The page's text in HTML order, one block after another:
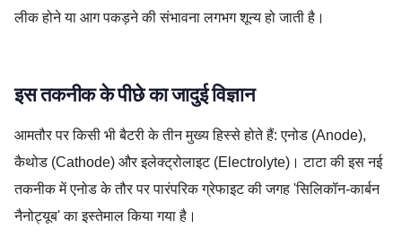
लीक होने या आग पकड़ने की संभावना लगभग शून्य हो जाती है।
इस तकनीक के पीछे का जादुई विज्ञान
आमतौर पर किसी भी बैटरी के तीन मुख्य हिस्से होते हैं: एनोड (Anode),
कैथोड (Cathode) और इलेक्ट्रोलाइट (Electrolyte)। टाटा की इस नई
तकनीक में एनोड के तौर पर पारंपरिक ग्रेफाइट की जगह 'सिलिकॉन-कार्बन
नैनोट्यूब' का इस्तेमाल किया गया है।